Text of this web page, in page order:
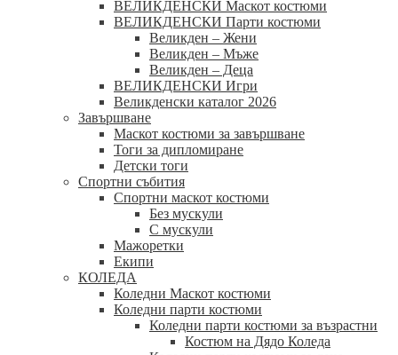
ВЕЛИКДЕНСКИ Маскот костюми
ВЕЛИКДЕНСКИ Парти костюми
Великден – Жени
Великден – Мъже
Великден – Деца
ВЕЛИКДЕНСКИ Игри
Великденски каталог 2026
Завършване
Маскот костюми за завършване
Тоги за дипломиране
Детски тоги
Спортни събития
Спортни маскот костюми
Без мускули
С мускули
Мажоретки
Екипи
КОЛЕДА
Коледни Маскот костюми
Коледни парти костюми
Коледни парти костюми за възрастни
Костюм на Дядо Коледа